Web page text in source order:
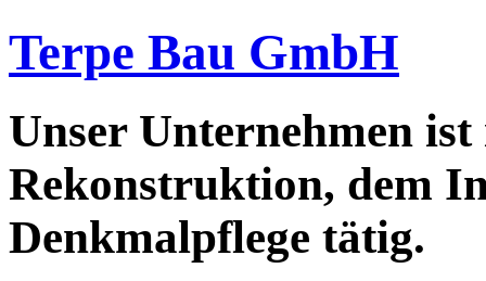
Terpe Bau GmbH
Unser Unternehmen
Rekonstruktion, dem
Denkmalpflege tätig.